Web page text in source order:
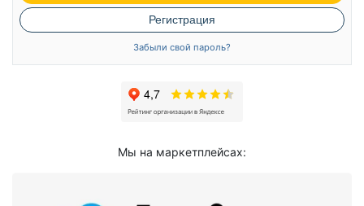
Регистрация
Забыли свой пароль?
Мы на маркетплейсах: